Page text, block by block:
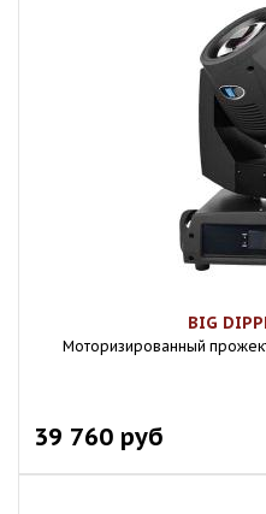
BIG
Моторизированный
39 760 руб